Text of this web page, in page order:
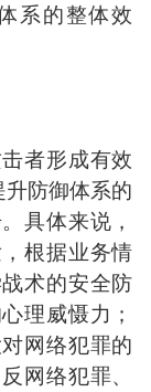
系的整体效
者形成有效
升防御体系的
具体来说，
根据业务情
术的安全防
理威慑力；
网络犯罪的
网络犯罪、